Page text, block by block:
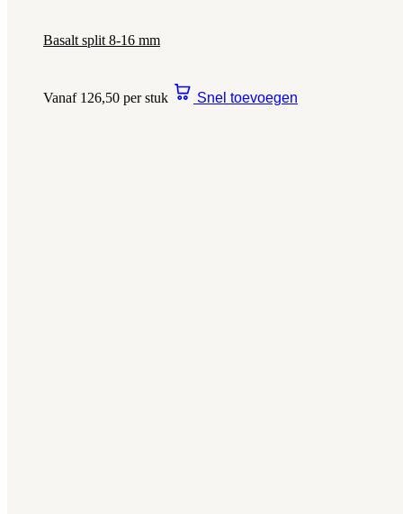
Basalt split 8-16 mm
Vanaf 126,50 per stuk Snel toevoegen